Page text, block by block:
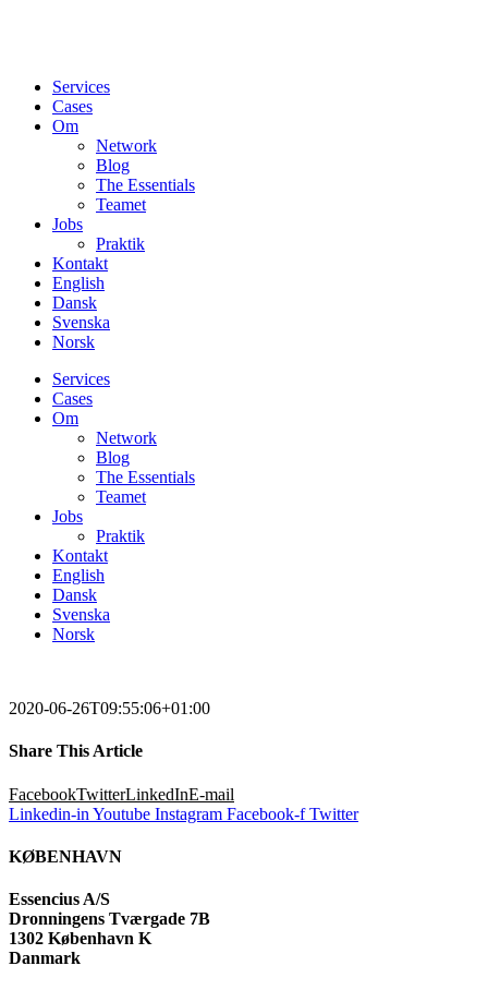
Services
Cases
Om
Network
Blog
The Essentials
Teamet
Jobs
Praktik
Kontakt
English
Dansk
Svenska
Norsk
Services
Cases
Om
Network
Blog
The Essentials
Teamet
Jobs
Praktik
Kontakt
English
Dansk
Svenska
Norsk
2020-06-26T09:55:06+01:00
Share This Article
FacebookTwitterLinkedInE-mail
Linkedin-in Youtube Instagram Facebook-f Twitter
KØBENHAVN
Essencius A/S
Dronningens Tværgade 7B
1302 København K
Danmark